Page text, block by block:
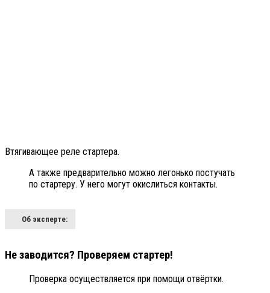
Втягивающее реле стартера.
А также предварительно можно легонько постучать
по стартеру. У него могут окислиться контакты.
Об эксперте:
Не заводится? Проверяем стартер!
Проверка осуществляется при помощи отвёртки.